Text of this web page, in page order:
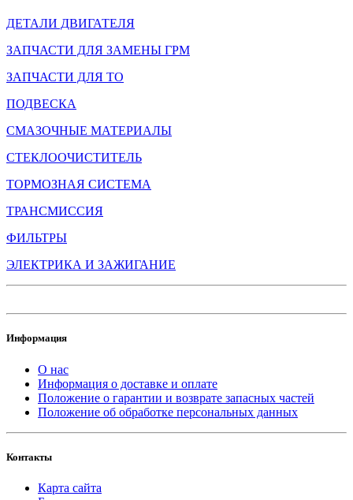
ДЕТАЛИ ДВИГАТЕЛЯ
ЗАПЧАСТИ ДЛЯ ЗАМЕНЫ ГРМ
ЗАПЧАСТИ ДЛЯ ТО
ПОДВЕСКА
СМАЗОЧНЫЕ МАТЕРИАЛЫ
СТЕКЛООЧИСТИТЕЛЬ
ТОРМОЗНАЯ СИСТЕМА
ТРАНСМИССИЯ
ФИЛЬТРЫ
ЭЛЕКТРИКА И ЗАЖИГАНИЕ
Информация
О нас
Информация о доставке и оплате
Положение о гарантии и возврате запасных частей
Положение об обработке персональных данных
Контакты
Карта сайта